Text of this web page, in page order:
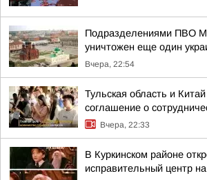
Подразделениями ПВО
уничтожен еще один
Вчера, 22:54
Тульская область и
соглашение о
Вчера, 22:33
В Куркинском районе
исправительный центр